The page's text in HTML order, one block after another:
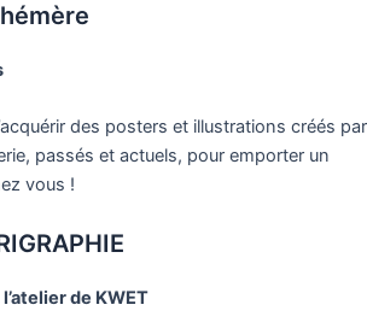
des posters et illustrations créés par
passés et actuels, pour emporter un
vous !
de KWET